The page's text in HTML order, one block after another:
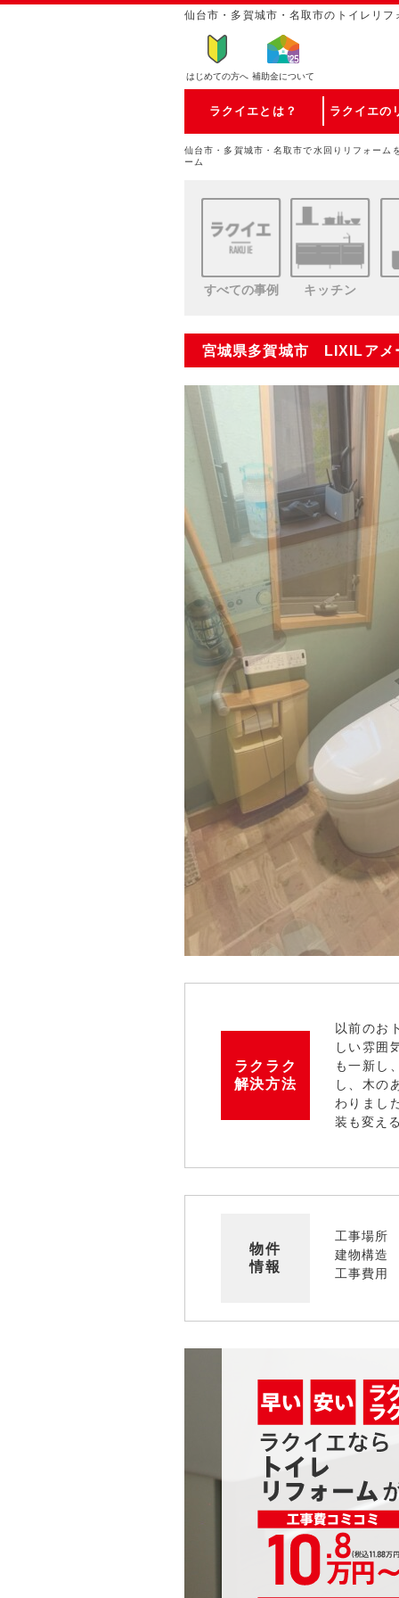
仙台市・多賀城市・名取市のトイレリフ
はじめての方へ 補助金について
ラクイエとは？ ラクイエの
仙台市・多賀城市・名取市で水回りリフォーム
ーム
すべての事例 キッチン
宮城県多賀城市 LIXILアメ
ラクラク
解決方法
以前のお
しい雰囲
も一新し
し、木の
わりまし
装も変え
物件
情報
工事場所
建物構造
工事費用